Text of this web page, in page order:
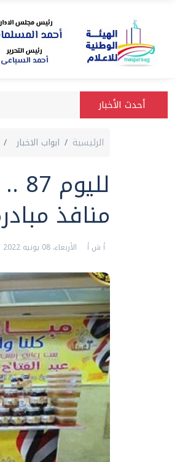
أحدث الأخبار
الرئيسية ابواب الاخبار
منافذ
أ ش أ الأربعاء، 08 يونيه 2022 12:01 م